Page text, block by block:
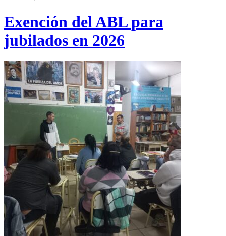
Exención del ABL para
jubilados en 2026